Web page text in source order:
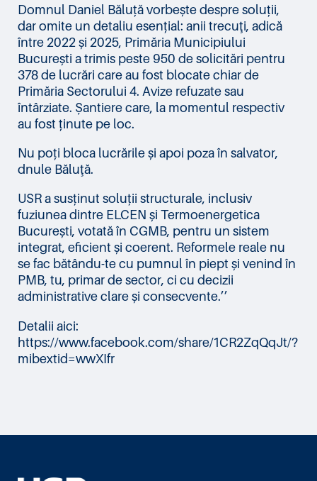
Domnul Daniel Băluță vorbește despre soluții,
dar omite un detaliu esențial: anii trecuţi, adică
între 2022 și 2025, Primăria Municipiului
București a trimis peste 950 de solicitări pentru
378 de lucrări care au fost blocate chiar de
Primăria Sectorului 4. Avize refuzate sau
întârziate. Șantiere care, la momentul respectiv
au fost ținute pe loc.
Nu poți bloca lucrările și apoi poza în salvator,
dnule Băluţă.
USR a susținut soluții structurale, inclusiv
fuziunea dintre ELCEN și Termoenergetica
București, votată în CGMB, pentru un sistem
integrat, eficient și coerent. Reformele reale nu
se fac bătându-te cu pumnul în piept și venind în
PMB, tu, primar de sector, ci cu decizii
administrative clare și consecvente.’’
Detalii aici:
https://www.facebook.com/share/1CR2ZqQqJt/?
mibextid=wwXIfr